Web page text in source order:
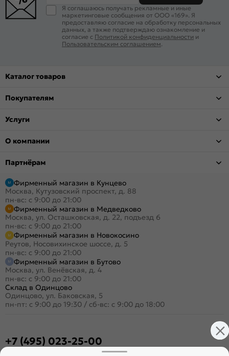
Я соглашаюсь получать рекламные и иные
маркетинговые сообщения от ООО «169». Я
предоставляю согласие на обработку персональных
данных, а также подтверждаю ознакомление и
согласие с Политикой конфиденциальности и
Пользовательским соглашением.
Каталог товаров
Покупателям
Услуги
О компании
Партнёрам
Фирменный магазин в Кунцево
Москва, Кутузовский проспект, д. 88
пн-вс: с 9:00 до 21:00
Фирменный магазин в Медведково
Москва, ул. Осташковская, д. 22, подъезд 6
пн-вс: с 9:00 до 21:00
Фирменный магазин в Новокосино
Реутов, Носовихинское шоссе, д. 5
пн-вс: с 9:00 до 21:00
Фирменный магазин в Бутово
Москва, ул. Венёвская, д. 4
пн-вс: с 9:00 до 21:00
Склад в Одинцово
Одинцово, ул. Баковская, 5
пн-пт: с 9:00 до 19:30 / сб-вс: с 9:00 до 18:00
+7 (495) 023-25-00